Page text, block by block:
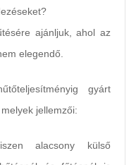
ajánljuk, ahol az
elegendő.
gyárt
jellemzői:
alacsony külső